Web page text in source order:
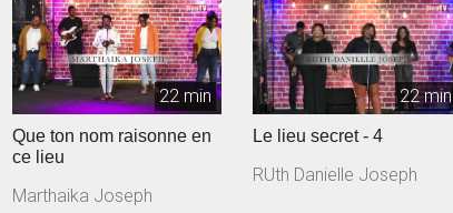
22 min
Que ton nom raisonne en
ce lieu
Marthaika Joseph
22 min
Le lieu secret - 4
RUth Danielle Joseph